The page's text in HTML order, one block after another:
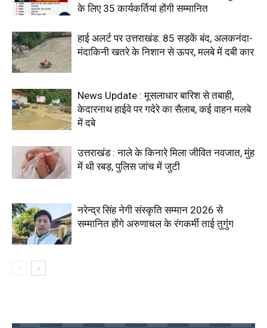
के लिए 35 कार्यकर्तियां होंगी सम्मानित
हाई अलर्ट पर उत्तराखंड: 85 सड़कें बंद, अलकनंदा-
मंदाकिनी खतरे के निशान से ऊपर, मलबे में दबी कार
News Update : मूसलाधार बारिश से तबाही,
केदारनाथ हाईवे पर गदेरे का सैलाब, कई वाहन मलबे
में दबे
उत्तराखंड : नाले के किनारे मिला जीवित नवजात, मुंह
में थी रबड़, पुलिस जांच में जुटी
नरेन्द्र सिंह नेगी संस्कृति सम्मान 2026 से
सम्मानित होंगे अरुणाचल के रंगकर्मी ताई तुगुंग